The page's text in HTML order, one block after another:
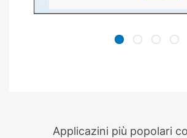
Applicazini più popolari